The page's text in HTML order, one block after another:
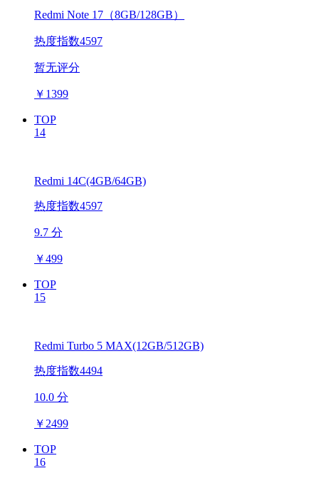
Redmi Note 17（8GB/128GB）
热度指数4597
暂无评分
￥ 1399
TOP
14
Redmi 14C(4GB/64GB)
热度指数4597
9.7 分
￥499
TOP
15
Redmi Turbo 5 MAX(12GB/512GB)
热度指数4494
10.0 分
￥ 2499
TOP
16